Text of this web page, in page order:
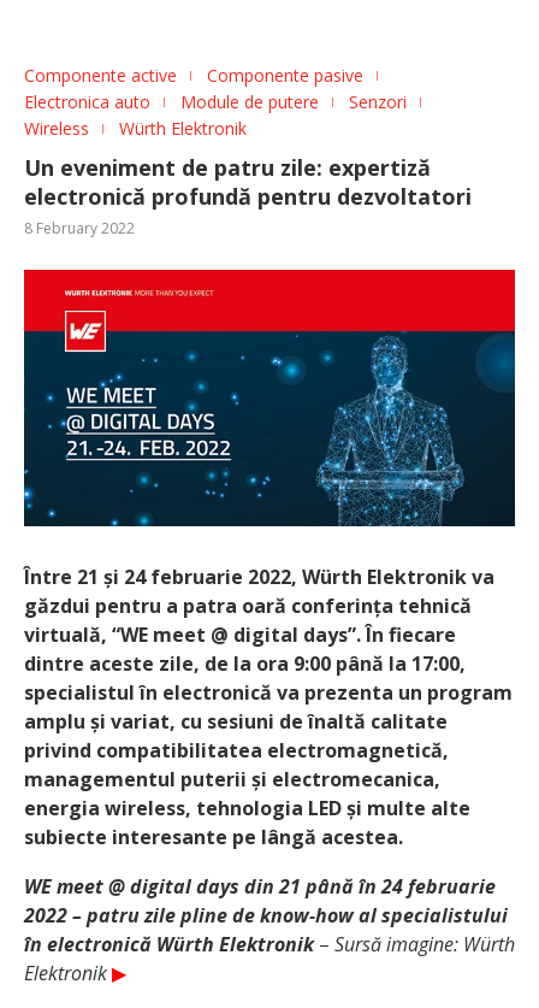
Componente active
Componente pasive
Electronica auto
Module de putere
Senzori
Wireless
Würth Elektronik
Un eveniment de patru zile: expertiză
electronică profundă pentru dezvoltatori
8 February 2022
Între 21 și 24 februarie 2022, Würth Elektronik va
găzdui pentru a patra oară conferința tehnică
virtuală, “WE meet @ digital days”. În fiecare
dintre aceste zile, de la ora 9:00 până la 17:00,
specialistul în electronică va prezenta un program
amplu și variat, cu sesiuni de înaltă calitate
privind compatibilitatea electromagnetică,
managementul puterii și electromecanica,
energia wireless, tehnologia LED și multe alte
subiecte interesante pe lângă acestea.
WE meet @ digital days din 21 până în 24 februarie
2022 – patru zile pline de know-how al specialistului
în electronică Würth Elektronik– Sursă imagine: Würth
Elektronik▶